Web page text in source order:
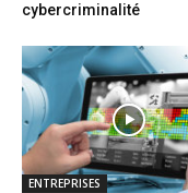
cybercriminalité
ENTREPRISES